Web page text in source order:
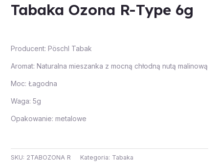
Tabaka Ozona R-Type 6g
Producent: Pöschl Tabak
Aromat: Naturalna mieszanka z mocną chłodną nutą malinową
Moc: Łagodna
Waga: 5g
Opakowanie: metalowe
SKU: 2TABOZONA R Kategoria: Tabaka